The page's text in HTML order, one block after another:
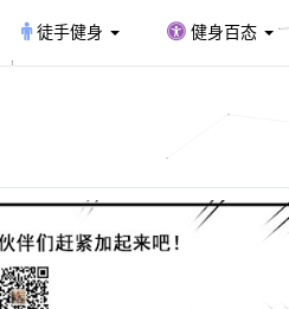
徒手健身 健身百态